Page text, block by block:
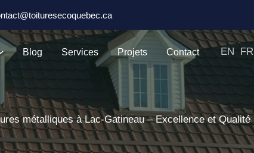
Blog Services Projets Contact EN FR
métalliques à Lac-Gatineau – Excellence et Qualité